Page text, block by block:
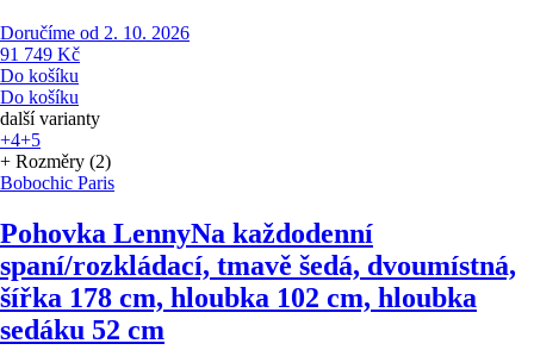
Doručíme od 2. 10. 2026
91 749 Kč
Do košíku
Do košíku
další varianty
+4+5
+ Rozměry (2)
Bobochic Paris
Pohovka LennyNa každodenní
spaní/rozkládací, tmavě šedá, dvoumístná,
šířka 178 cm, hloubka 102 cm, hloubka
sedáku 52 cm